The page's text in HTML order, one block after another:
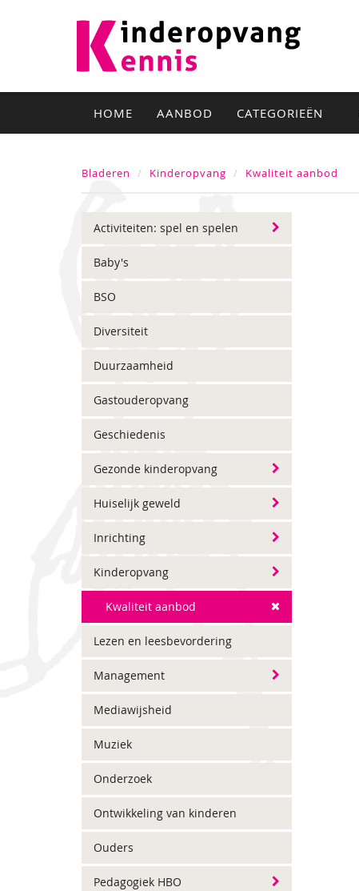
HOME AANBOD CATEGORIEËN
Bladeren Kinderopvang Kwaliteit aanbod
Activiteiten: spel en spelen
Baby's
BSO
Diversiteit
Duurzaamheid
Gastouderopvang
Geschiedenis
Gezonde kinderopvang
Huiselijk geweld
Inrichting
Kinderopvang
Kwaliteit aanbod
Lezen en leesbevordering
Management
Mediawijsheid
Muziek
Onderzoek
Ontwikkeling van kinderen
Ouders
Pedagogiek HBO